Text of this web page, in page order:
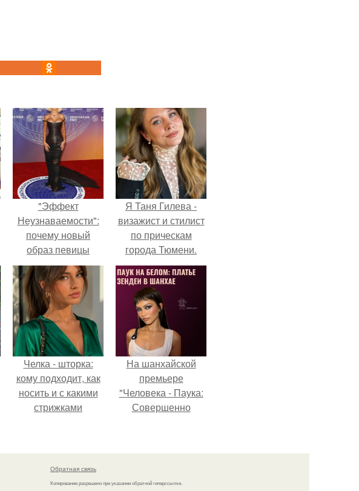
"Эффект
Неузнаваемости":
почему новый
образ певицы
вызвал споры о
гранях
возможного?
Я Таня Гилева -
визажист и стилист
по прическам
города Тюмени.
Челка - шторка:
кому подходит, как
носить и с какими
стрижками
На шанхайской
премьере
"Человека - Паука:
Совершенно
просто очередной
артефакт высокой
Обратная связь
Копирование разрешено при указании обратной гиперссылки.